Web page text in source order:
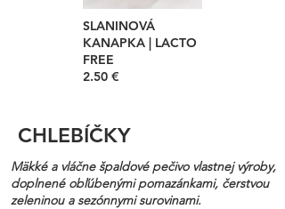
SLANINOVÁ
KANAPKA | LACTO
FREE
2.50 €
CHLEBÍČKY
Mäkké a vláčne špaldové pečivo vlastnej výroby,
doplnené obľúbenými pomazánkami, čerstvou
zeleninou a sezónnymi surovinami.